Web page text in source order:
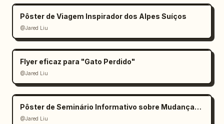
Pôster de Viagem Inspirador dos Alpes Suíços
@Jared Liu
Flyer eficaz para "Gato Perdido"
@Jared Liu
Pôster de Seminário Informativo sobre Mudanças Climáticas
@Jared Liu